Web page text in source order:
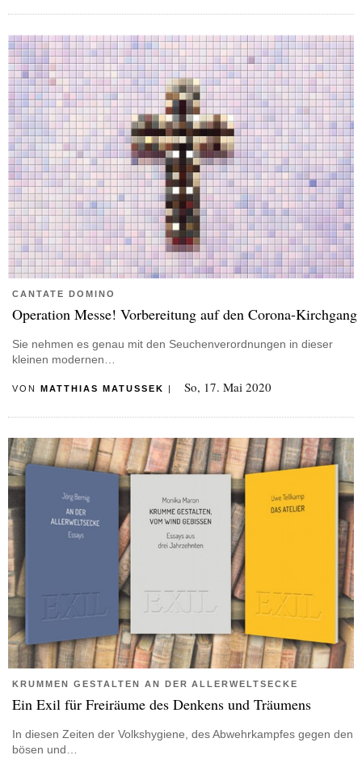
CANTATE DOMINO
Operation Messe! Vorbereitung auf den Corona-Kirchgang
Sie nehmen es genau mit den Seuchenverordnungen in dieser
kleinen modernen…
VON MATTHIAS MATUSSEK | So, 17. Mai 2020
KRUMMEN GESTALTEN AN DER ALLERWELTSECKE
Ein Exil für Freiräume des Denkens und Träumens
In diesen Zeiten der Volkshygiene, des Abwehrkampfes gegen den
bösen und…